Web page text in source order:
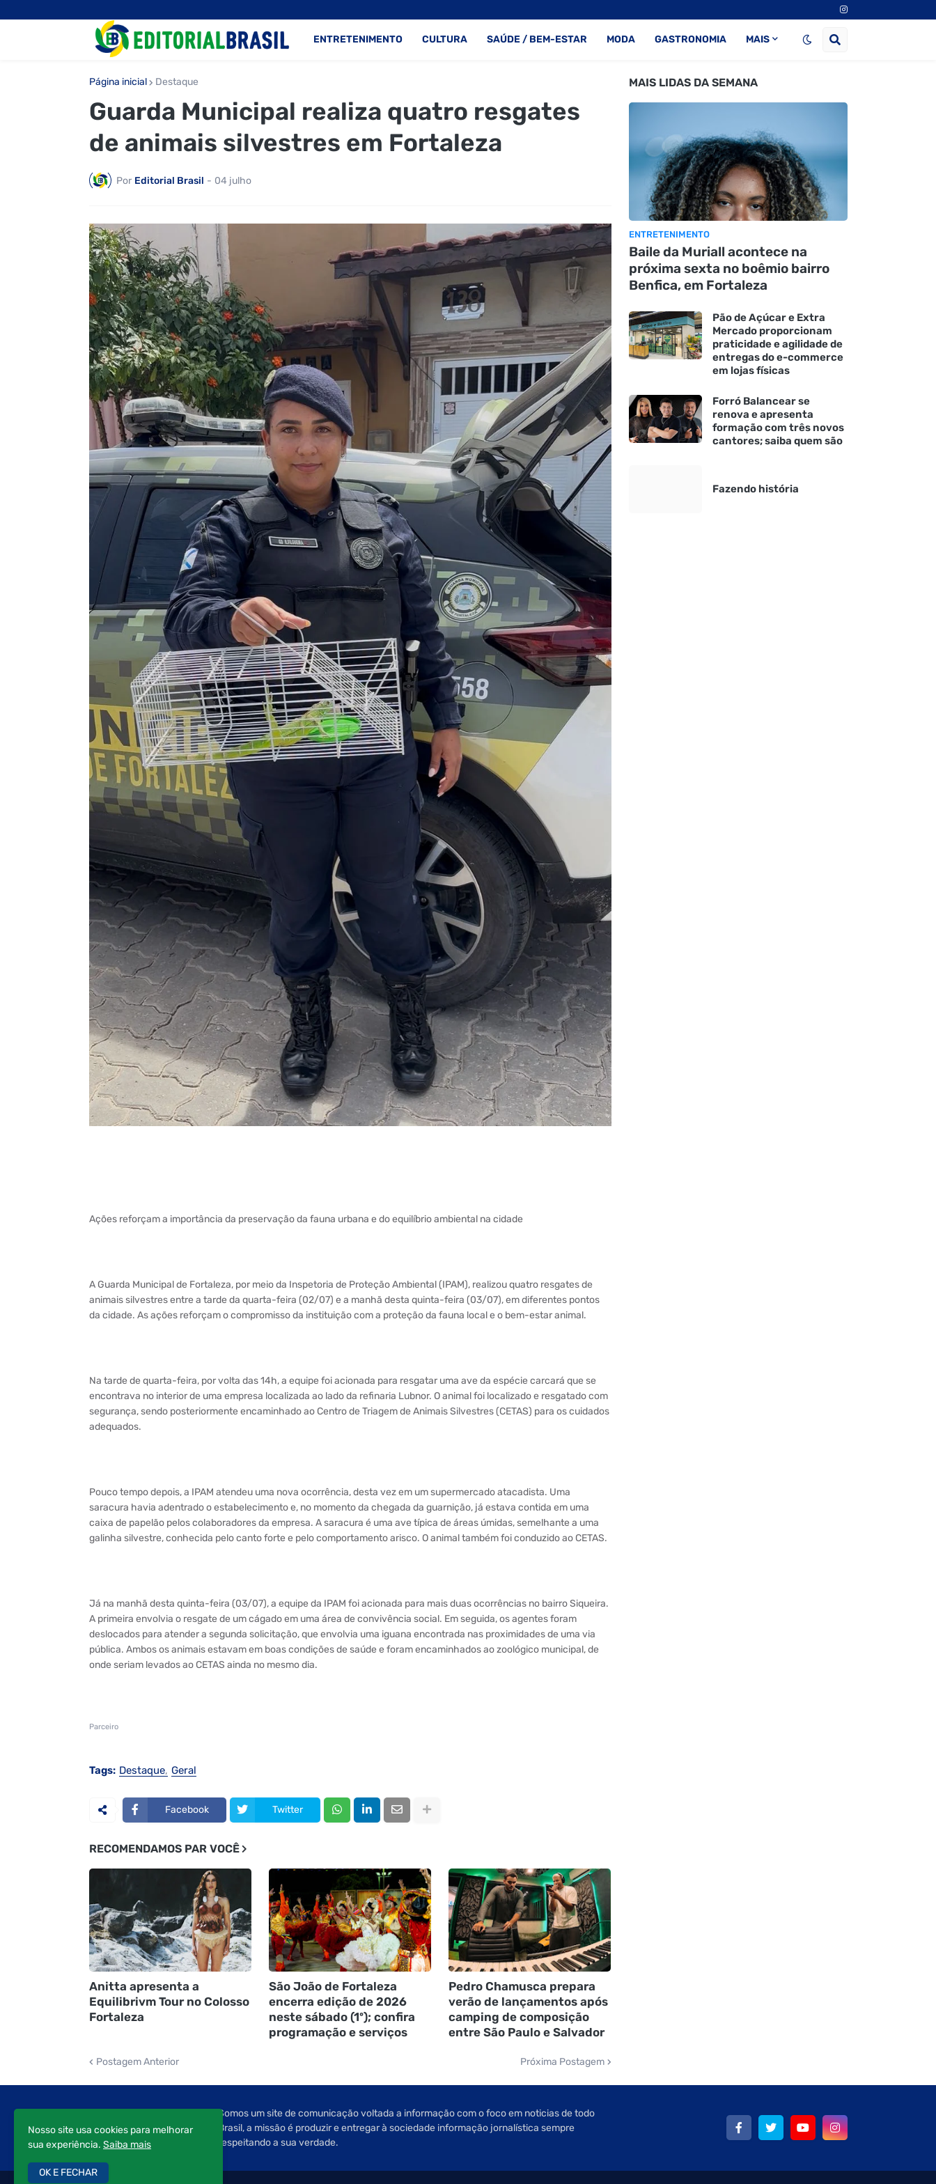
ENTRETENIMENTO CULTURA SAÚDE / BEM-ESTAR MODA GASTRONOMIA MAIS
Página inicial Destaque
Guarda Municipal realiza quatro resgates
de animais silvestres em Fortaleza
Por Editorial Brasil - 04 julho
Ações reforçam a importância da preservação da fauna urbana e do equilíbrio ambiental na cidade
A Guarda Municipal de Fortaleza, por meio da Inspetoria de Proteção Ambiental (IPAM), realizou quatro resgates de
animais silvestres entre a tarde da quarta-feira (02/07) e a manhã desta quinta-feira (03/07), em diferentes pontos
da cidade. As ações reforçam o compromisso da instituição com a proteção da fauna local e o bem-estar animal.
Na tarde de quarta-feira, por volta das 14h, a equipe foi acionada para resgatar uma ave da espécie carcará que se
encontrava no interior de uma empresa localizada ao lado da refinaria Lubnor. O animal foi localizado e resgatado com
segurança, sendo posteriormente encaminhado ao Centro de Triagem de Animais Silvestres (CETAS) para os cuidados
adequados.
Pouco tempo depois, a IPAM atendeu uma nova ocorrência, desta vez em um supermercado atacadista. Uma
saracura havia adentrado o estabelecimento e, no momento da chegada da guarnição, já estava contida em uma
caixa de papelão pelos colaboradores da empresa. A saracura é uma ave típica de áreas úmidas, semelhante a uma
galinha silvestre, conhecida pelo canto forte e pelo comportamento arisco. O animal também foi conduzido ao CETAS.
Já na manhã desta quinta-feira (03/07), a equipe da IPAM foi acionada para mais duas ocorrências no bairro Siqueira.
A primeira envolvia o resgate de um cágado em uma área de convivência social. Em seguida, os agentes foram
deslocados para atender a segunda solicitação, que envolvia uma iguana encontrada nas proximidades de uma via
pública. Ambos os animais estavam em boas condições de saúde e foram encaminhados ao zoológico municipal, de
onde seriam levados ao CETAS ainda no mesmo dia.
Parceiro
Tags: Destaque Geral
Facebook Twitter
RECOMENDAMOS PAR VOCÊ
Anitta apresenta a
Equilibrivm Tour no Colosso
Fortaleza
São João de Fortaleza
encerra edição de 2026
neste sábado (1º); confira
programação e serviços
Pedro Chamusca prepara
verão de lançamentos após
camping de composição
entre São Paulo e Salvador
Postagem Anterior Próxima Postagem
MAIS LIDAS DA SEMANA
ENTRETENIMENTO
Baile da Muriall acontece na
próxima sexta no boêmio bairro
Benfica, em Fortaleza
Pão de Açúcar e Extra
Mercado proporcionam
praticidade e agilidade de
entregas do e-commerce
em lojas físicas
Forró Balancear se
renova e apresenta
formação com três novos
cantores; saiba quem são
Fazendo história
Somos um site de comunicação voltada a informação com o foco em noticias de todo
Brasil, a missão é produzir e entregar à sociedade informação jornalística sempre
respeitando a sua verdade.
Nosso site usa cookies para melhorar
sua experiência. Saiba mais
OK E FECHAR